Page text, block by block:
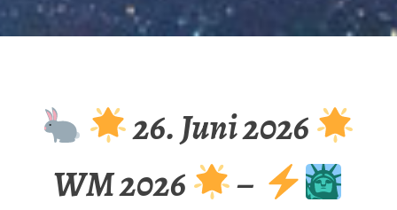
26. Juni 2026
WM 2026
–